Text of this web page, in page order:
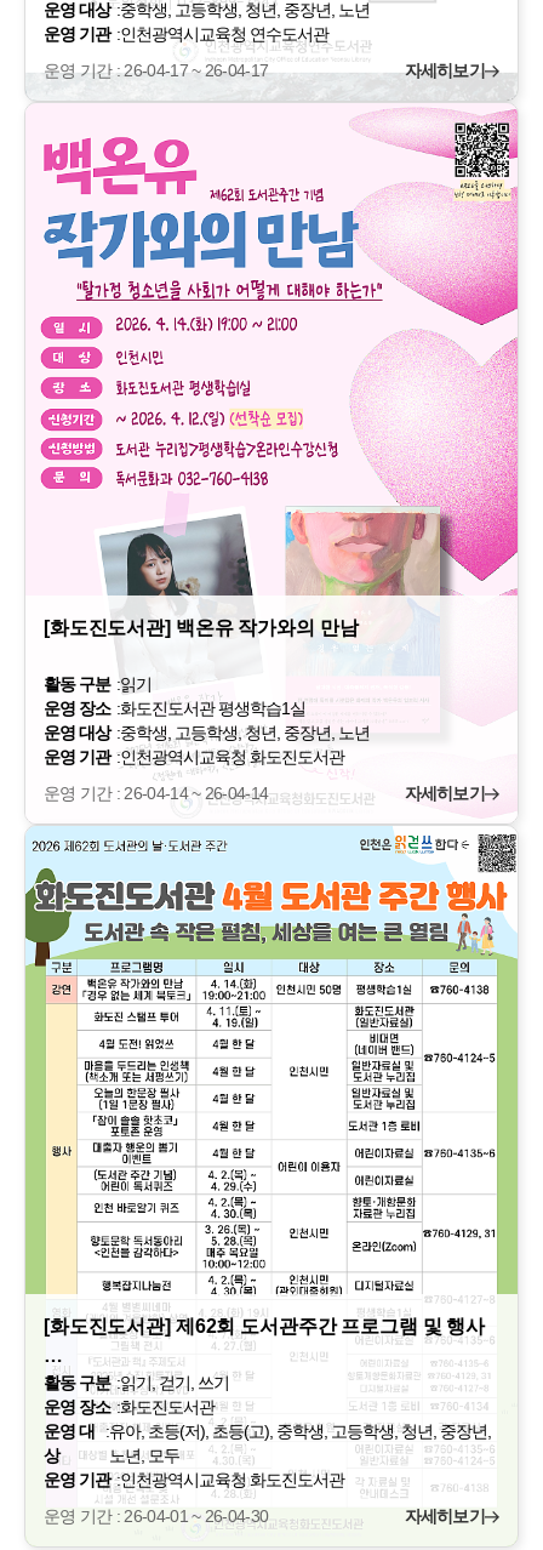
운영 대상 :중학생, 고등학생, 청년, 중장년, 노년
운영 기관 :인천광역시교육청 연수도서관
운영 기간 : 26-04-17 ~ 26-04-17
자세히보기
[화도진도서관] 백온유 작가와의 만남
활동 구분 :읽기
운영 장소 :화도진도서관 평생학습1실
운영 대상 :중학생, 고등학생, 청년, 중장년, 노년
운영 기관 :인천광역시교육청 화도진도서관
운영 기간 : 26-04-14 ~ 26-04-14
자세히보기
[화도진도서관] 제62회 도서관주간 프로그램 및 행사
…
활동 구분 :읽기, 걷기, 쓰기
운영 장소 :화도진도서관
운영 대
상
:유아, 초등(저), 초등(고), 중학생, 고등학생, 청년, 중장년,
노년, 모두
운영 기관 :인천광역시교육청 화도진도서관
운영 기간 : 26-04-01 ~ 26-04-30
자세히보기